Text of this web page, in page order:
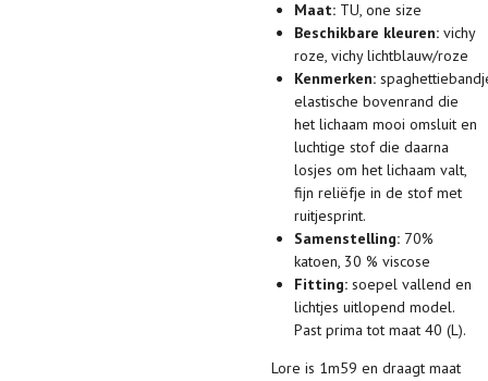
Maat: TU, one size
Beschikbare kleuren: vichy
roze, vichy lichtblauw/roze
Kenmerken:
elastische bovenrand die
het lichaam mooi omsluit en
luchtige stof die daarna
losjes om het lichaam valt,
fijn reliëfje in de stof met
ruitjesprint.
Samenstelling: 70%
katoen, 30 % viscose
Fitting: soepel vallend en
lichtjes uitlopend model.
Past prima tot maat 40 (L).
Lore is 1m59 en draagt maat